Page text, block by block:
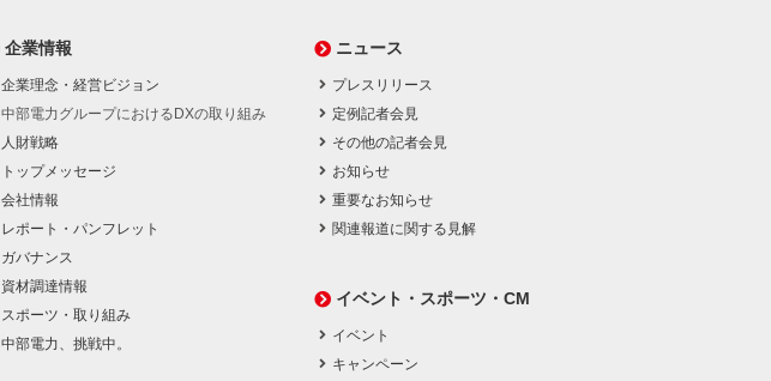
企業情報
企業理念・経営ビジョン
中部電力グループにおけるDXの取り組み
人財戦略
トップメッセージ
会社情報
レポート・パンフレット
ガバナンス
資材調達情報
スポーツ・取り組み
中部電力、挑戦中。
ニュース
プレスリリース
定例記者会見
その他の記者会見
お知らせ
重要なお知らせ
関連報道に関する見解
イベント・スポーツ・CM
イベント
キャンペーン